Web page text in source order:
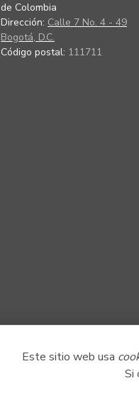
Este sitio web usa
Si
de Colombia
Dirección: Calle 7 No. 4 - 49
Bogotá, D.C.
Código postal: 111711